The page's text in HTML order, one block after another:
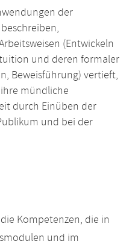
der
(Entwickeln
und deren formaler
Beweisführung) vertieft,
mündliche
durch Einüben der
und bei der
Kompetenzen, die in
und im